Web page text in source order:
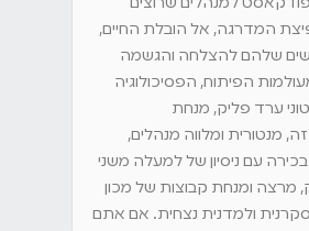
המדרגה, אל הובלת החיים,
שלהם להצלחה והגשמה
הפיתוח, הפסיכולוגיה
ערד פליק, מנחת
מנטורית ומלווה מנהלים,
עם ניסיון של למעלה משני
מרצה ומנחת קבוצות של מכון
ולמדנית נצחית. אם אתם